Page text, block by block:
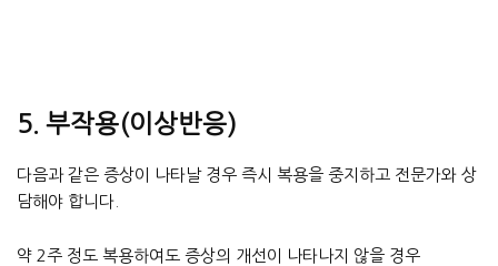
5. 부작용(이상반응)
다음과 같은 증상이 나타날 경우 즉시 복용을 중지하고 전문가와 상
담해야 합니다.
약 2주 정도 복용하여도 증상의 개선이 나타나지 않을 경우